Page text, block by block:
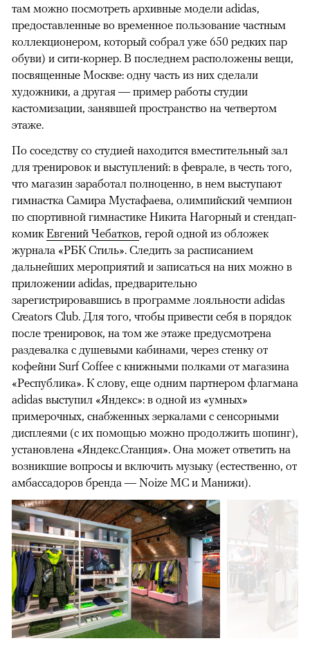
там можно посмотреть архивные модели adidas,
предоставленные во временное пользование частным
коллекционером, который собрал уже 650 редких пар
обуви) и сити-корнер. В последнем расположены вещи,
посвященные Москве: одну часть из них сделали
художники, а другая — пример работы студии
кастомизации, занявшей пространство на четвертом
этаже.
По соседству со студией находится вместительный зал
для тренировок и выступлений: в феврале, в честь того,
что магазин заработал полноценно, в нем выступают
гимнастка Самира Мустафаева, олимпийский чемпион
по спортивной гимнастике Никита Нагорный и стендап-
комик Евгений Чебатков, герой одной из обложек
журнала «РБК Стиль». Следить за расписанием
дальнейших мероприятий и записаться на них можно в
приложении adidas, предварительно
зарегистрировавшись в программе лояльности adidas
Creators Club. Для того, чтобы привести себя в порядок
после тренировок, на том же этаже предусмотрена
раздевалка с душевыми кабинами, через стенку от
кофейни Surf Coffee с книжными полками от магазина
«Республика». К слову, еще одним партнером флагмана
adidas выступил «Яндекс»: в одной из «умных»
примерочных, снабженных зеркалами с сенсорными
дисплеями (с их помощью можно продолжить шопинг),
установлена «Яндекс.Станция». Она может ответить на
возникшие вопросы и включить музыку (естественно, от
амбассадоров бренда — Noize MC и Манижи).